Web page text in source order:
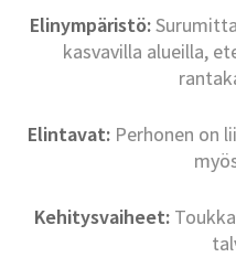
Elinympäristö:
kasvavilla alueilla,
Elintavat:Perhonen on
Kehitysvaiheet: